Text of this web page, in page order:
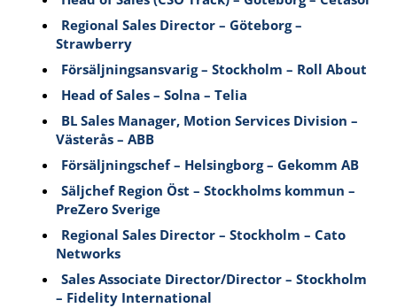
Regional Sales Director – Göteborg –
Strawberry
Försäljningsansvarig – Stockholm – Roll About
Head of Sales – Solna – Telia
BL Sales Manager, Motion Services Division –
Västerås – ABB
Försäljningschef – Helsingborg – Gekomm AB
Säljchef Region Öst – Stockholms kommun –
PreZero Sverige
Regional Sales Director – Stockholm – Cato
Networks
Sales Associate Director/Director – Stockholm
– Fidelity International